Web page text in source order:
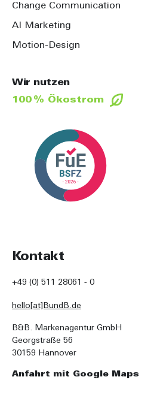
Kontakt
+49 (0) 511 28061 - 0
hello[at]BundB.de
B&B. Markenagentur GmbH
Georgstraße 56
30159 Hannover
Anfahrt mit Google Maps
Wir nutzen
100 % Ökostrom
Change Communication
AI Marketing
Motion-Design